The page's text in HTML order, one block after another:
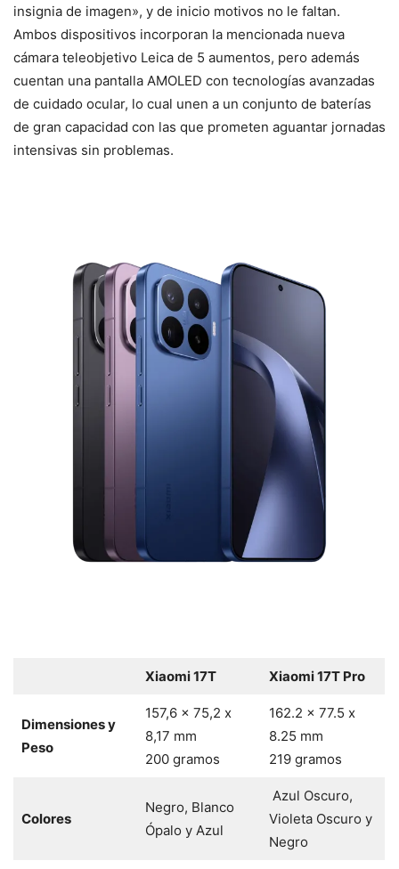
insignia de imagen», y de inicio motivos no le faltan.
Ambos dispositivos incorporan la mencionada nueva
cámara teleobjetivo Leica de 5 aumentos, pero además
cuentan una pantalla AMOLED con tecnologías avanzadas
de cuidado ocular, lo cual unen a un conjunto de baterías
de gran capacidad con las que prometen aguantar jornadas
intensivas sin problemas.
Xiaomi 17T Xiaomi 17T Pro
Dimensiones y
Peso
157,6 x 75,2 x
8,17 mm
200 gramos
162.2 x 77.5 x
8.25 mm
219 gramos
Colores
Negro, Blanco
Ópalo y Azul
Azul Oscuro,
Violeta Oscuro y
Negro